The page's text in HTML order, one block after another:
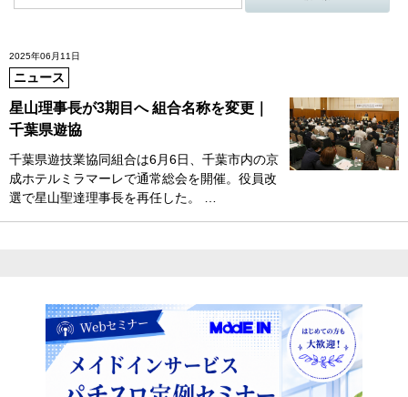
2025年06月11日
ニュース
星山理事長が3期目へ 組合名称を変更｜
千葉県遊協
千葉県遊技業協同組合は6月6日、千葉市内の京
成ホテルミラマーレで通常総会を開催。役員改
選で星山聖達理事長を再任した。 …